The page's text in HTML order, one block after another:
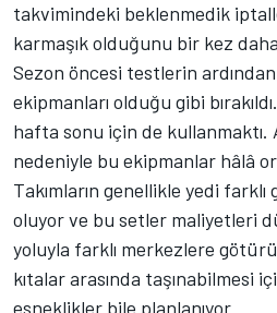
takvimindeki beklenmedik
karmaşık olduğunu bir kez
Sezon öncesi testlerin
ekipmanları olduğu gibi
hafta sonu için de kullanmaktı.
nedeniyle bu ekipmanlar hâlâ
Takımların genellikle yedi
oluyor ve bu setler maliyetleri
yoluyla farklı merkezlere
kıtalar arasında taşınabilmesi
esneklikler bile planlanıyor.